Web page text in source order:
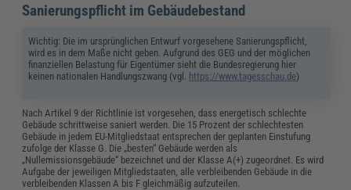
Sanierungspflicht im Gebäudebestand
Wichtig: Die im ursprünglichen Entwurf vorgesehene Sanierungspflicht,
wird es in dem Maße nicht geben. Aufgrund des GEG und der möglichen
finanziellen Belastung für Eigentümer sieht die Bundesregierung hier
keinen nationalen Handlungszwang (vgl. https://www.tagesschau.de)
Nach Artikel 9 der Richtlinie ist vorgesehen, dass energetisch schlechte
Gebäude schrittweise saniert werden. Die 15 Prozent der schlechtesten
Gebäude in jedem EU-Mitgliedstaat entsprechen der geplanten Einstufung
zufolge der Klasse G. Die „besten“ Gebäude werden als
„Nullemissionsgebäude“ bezeichnet und der Klasse A(+) zugeordnet. Es wird
Aufgabe der jeweiligen Mitgliedstaaten, alle verbleibenden Gebäude in die
verbleibenden Klassen A bis F gleichmäßig aufzuteilen.